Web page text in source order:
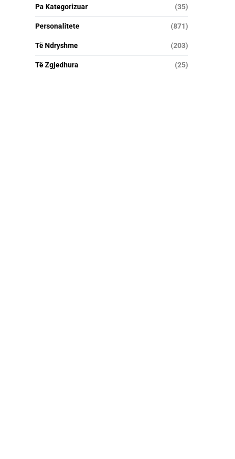
Pa Kategorizuar (35)
Personalitete (871)
Të Ndryshme (203)
Të Zgjedhura (25)